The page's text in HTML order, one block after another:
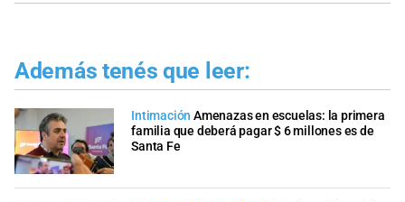
Además tenés que leer:
Intimación Amenazas en escuelas: la primera
familia que deberá pagar $ 6 millones es de
Santa Fe